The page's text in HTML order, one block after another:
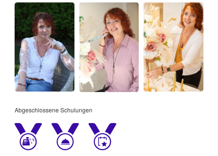
Abgeschlossene Schulungen